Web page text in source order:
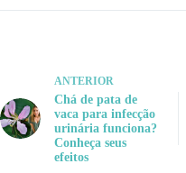
ANTERIOR
Chá de pata de
vaca para infecção
urinária funciona?
Conheça seus
efeitos